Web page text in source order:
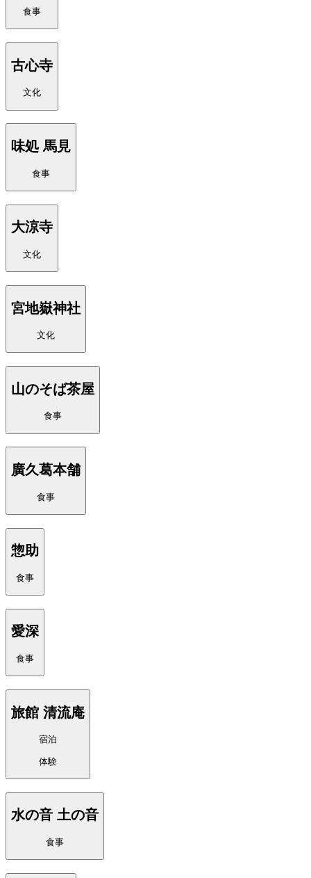
食事
古心寺
文化
味処 馬見
食事
大涼寺
文化
宮地嶽神社
文化
山のそば茶屋
食事
廣久葛本舗
食事
惣助
食事
愛深
食事
旅館 清流庵
宿泊
体験
水の音 土の音
食事